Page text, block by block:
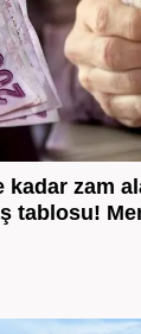
kadar zam
tablosu!